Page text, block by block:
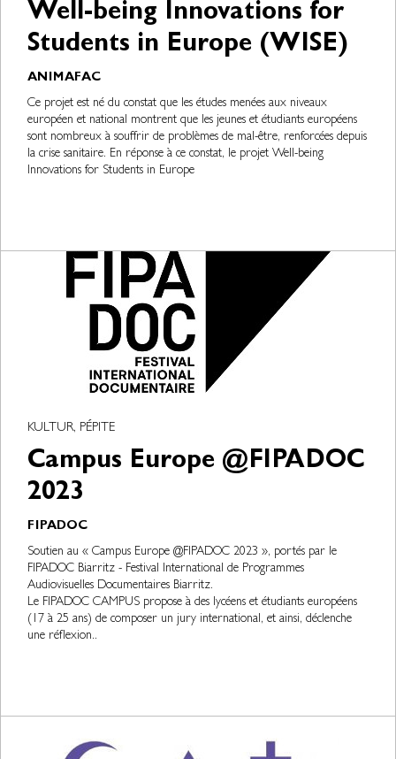
Well-being Innovations for
Students in Europe (WISE)
ANIMAFAC
Ce projet est né du constat que les études menées aux niveaux
européen et national montrent que les jeunes et étudiants européens
sont nombreux à souffrir de problèmes de mal-être, renforcées depuis
la crise sanitaire. En réponse à ce constat, le projet Well-being
Innovations for Students in Europe
KULTUR, PÉPITE
Campus Europe @FIPADOC
2023
FIPADOC
Soutien au « Campus Europe @FIPADOC 2023 », portés par le
FIPADOC Biarritz - Festival International de Programmes
Audiovisuelles Documentaires Biarritz.
Le FIPADOC CAMPUS propose à des lycéens et étudiants européens
(17 à 25 ans) de composer un jury international, et ainsi, déclenche
une réflexion..